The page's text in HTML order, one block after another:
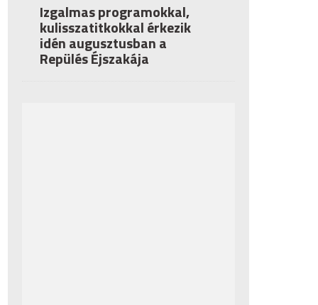
Izgalmas programokkal,
kulisszatitkokkal érkezik
idén augusztusban a
Repülés Éjszakája